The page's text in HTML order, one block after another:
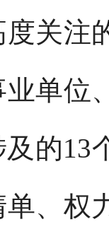
度关注
业单位
的13
单、权